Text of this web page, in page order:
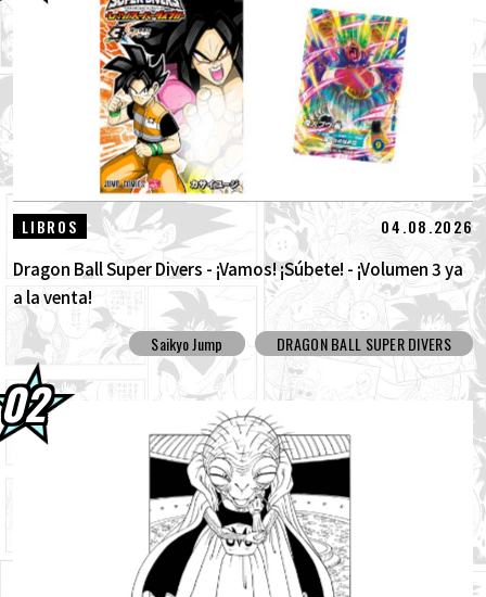
30.07.2026
DRAGON BALL: ¡Sparking! ¡Llega el nuevo
DLC NEO de ZERO que rompe todos los...
30.07.2026
[¡Entrevista con Hironobu Kageyama!] ¡Ya
está disponible el Tema musical "ZER...
29.07.2026
[#101] Toyotarou intentó dibujar: ¡Un
cierto personaje que luchó contra el G...
LIBROS 04.08.2026
Dragon Ball Super Divers - ¡Vamos! ¡Súbete! - ¡Volumen 3 ya
a la venta!
Saikyo Jump DRAGON BALL SUPER DIVERS